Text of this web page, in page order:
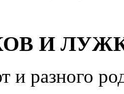
И
и разного